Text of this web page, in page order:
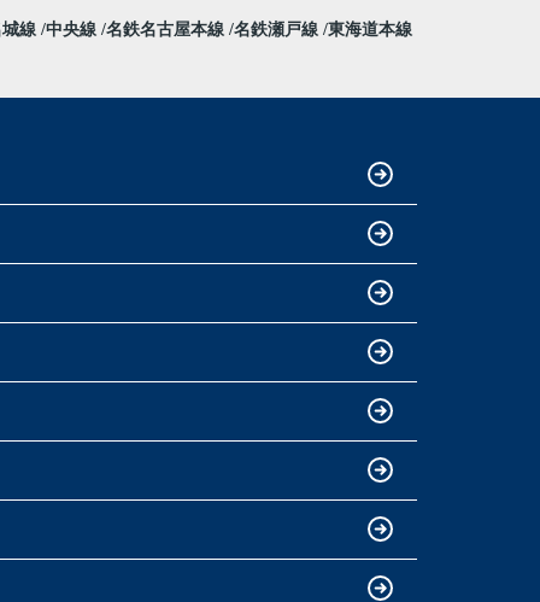
線 中央線 名鉄名古屋本線 名鉄瀬戸線 東海道本線